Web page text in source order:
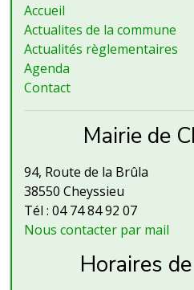
Accueil
Actualites de la commune
Actualités règlementaires
Agenda
Contact
Mairie de
94, Route de la Brûla
38550 Cheyssieu
Tél : 04 74 84 92 07
Nous contacter par mail
Horaires